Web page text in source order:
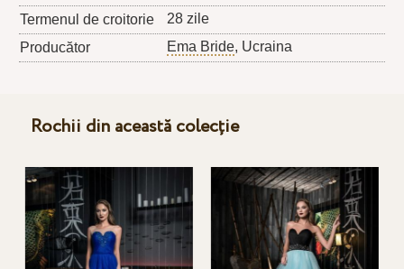
Termenul de croitorie
28 zile
Producător
Ema Bride, Ucraina
Rochii din această colecție